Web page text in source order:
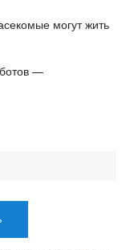
могут жить
—